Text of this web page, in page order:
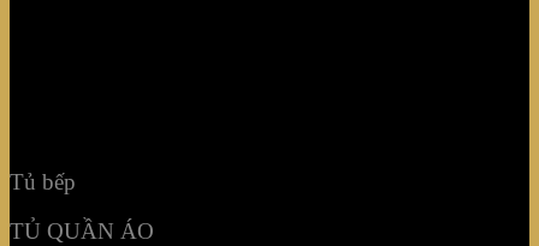
Tủ bếp
TỦ QUẦN ÁO